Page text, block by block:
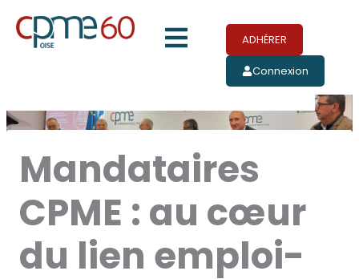
contenu
Menu
ADHÉRER
Connexion
Mandataires
CPME : au cœur
du lien emploi-